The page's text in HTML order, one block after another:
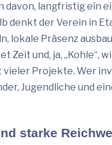
davon, langfristig ein
denkt der Verein in
Präsenz
und, ja, „Kohle“,
vieler Projekte. Wer
Jugendliche und
starke